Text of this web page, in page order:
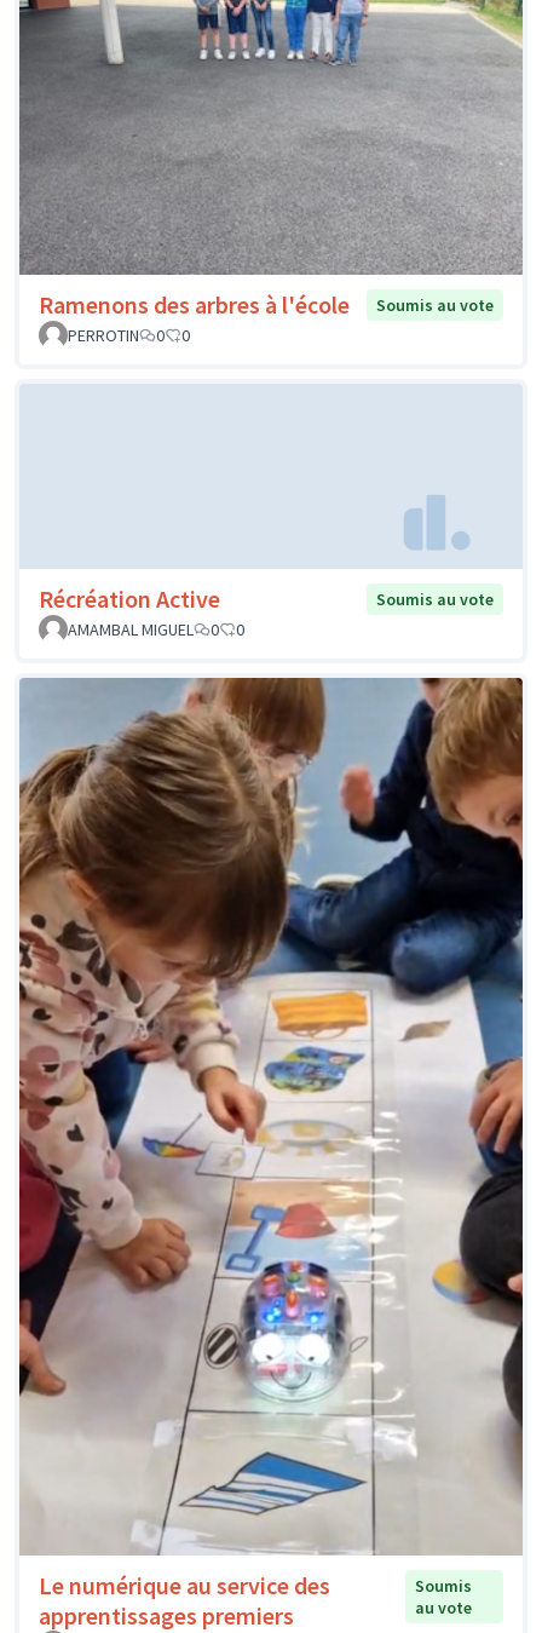
Ramenons des arbres à l'école
Soumis au vote
PERROTIN
0 0
Récréation Active
Soumis au vote
AMAMBAL MIGUEL
0 0
Le numérique au service des
apprentissages premiers
Soumis
au vote